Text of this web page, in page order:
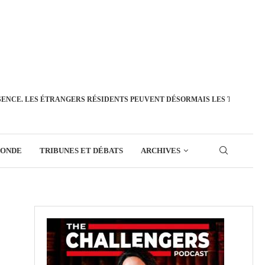
LES ÉTRANGERS RÉSIDENTS PEUVENT DÉSORMAIS LES
TRIBUNES ET DÉBATS ARCHIVES